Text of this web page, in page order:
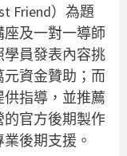
Friend）為題
及一對一導師
員發表內容挑
資金贊助；而
指導，並推薦
官方後期製作
後期支援。